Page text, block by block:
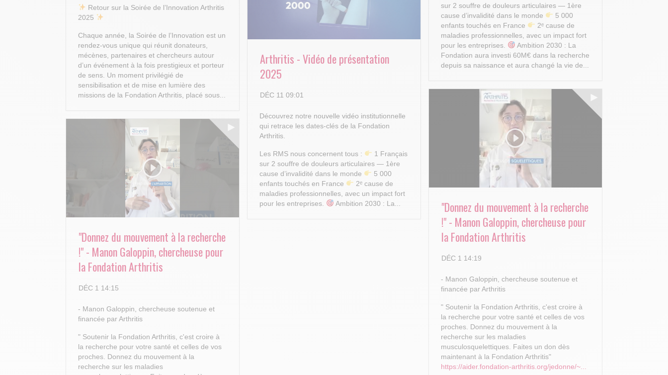
sur 2 souffre de douleurs articulaires — 1ère
cause d’invalidité dans le monde
5 000
enfants touchés en France
2ᵉ cause de
maladies professionnelles, avec un impact fort
pour les entreprises.
Ambition 2030 : La
Fondation aura investi 60M€ dans la recherche
depuis sa naissance et aura changé la vie de...
​ Retour sur la Soirée de l’Innovation Arthritis
2025
Chaque année, la Soirée de l’Innovation est un
rendez-vous unique qui réunit donateurs,
mécènes, partenaires et chercheurs autour
d’un événement à la fois prestigieux et porteur
de sens. Un moment privilégié de
sensibilisation et de mise en lumière des
missions de la Fondation Arthritis, placé sous...
Arthritis - Vidéo de présentation
2025
DÉC 11 09:01
Découvrez notre nouvelle vidéo institutionnelle
qui retrace les dates-clés de la Fondation
Arthritis.
Les RMS nous concernent tous :
1 Français
sur 2 souffre de douleurs articulaires — 1ère
cause d’invalidité dans le monde
5 000
enfants touchés en France
2ᵉ cause de
maladies professionnelles, avec un impact fort
pour les entreprises.
Ambition 2030 : La...
"Donnez du mouvement à la recherche
!" - Manon Galoppin, chercheuse pour
la Fondation Arthritis
DÉC 1 14:19
- Manon Galoppin, chercheuse soutenue et
financée par Arthritis
" Soutenir la Fondation Arthritis, c'est croire à
la recherche pour votre santé et celles de vos
proches. Donnez du mouvement à la
recherche sur les maladies
musculosquelettiques. Faites un don dès
maintenant à la Fondation Arthritis"
https://aider.fondation-arthritis.org/jedonne/~...
"Donnez du mouvement à la recherche
!" - Manon Galoppin, chercheuse pour
la Fondation Arthritis
DÉC 1 14:15
- Manon Galoppin, chercheuse soutenue et
financée par Arthritis
" Soutenir la Fondation Arthritis, c'est croire à
la recherche pour votre santé et celles de vos
proches. Donnez du mouvement à la
recherche sur les maladies